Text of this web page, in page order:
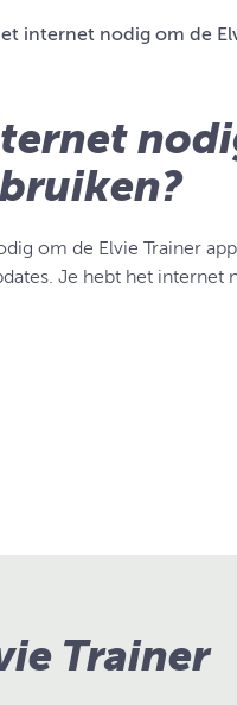
internet nodig om de
om de Elvie Trainer
Je hebt het
Trainer